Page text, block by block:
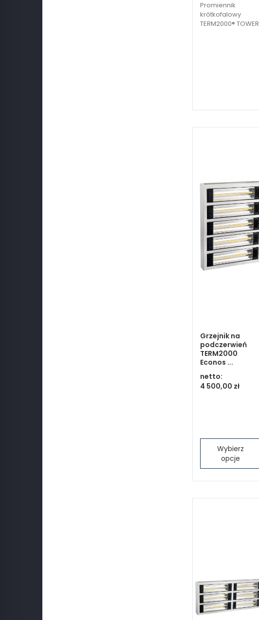
Promiennik
krótkofalowy
TERM2000® TOWER
Grzejnik na
podczerwień
TERM2000
Econos ...
netto:
4 500,00 zł
Wybierz
opcje